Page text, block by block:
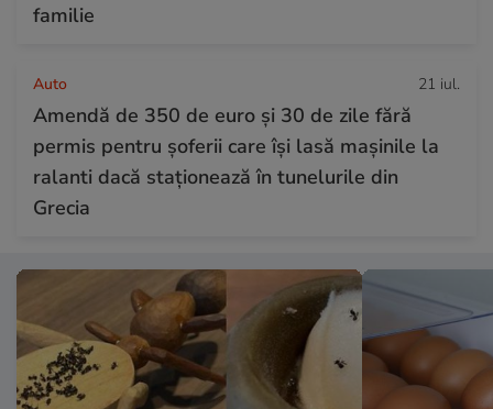
familie
Auto 21 iul.
Amendă de 350 de euro și 30 de zile fără
permis pentru șoferii care își lasă mașinile la
ralanti dacă staționează în tunelurile din
Grecia